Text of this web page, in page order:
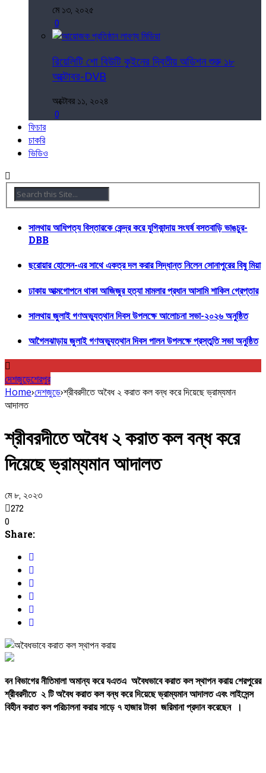
মে ১৩, ২০২৫
0
রিয়েলিটি শো বিউটি কুইনের দ্বিতীয় অডিশন শুরু ১৮
অক্টোবর-DVB
অক্টোবর ১১, ২০২৪
0
ফিচার
চাকরি
ভিডিও
সালথায় আধিপত্য বিস্তারকে কেন্দ্র করে যুগিকান্দায় সংঘর্ষ বসতবাড়ি ভাঙচুর-
DBB
ছরোয়ার হোসেন-এর সাথে একত্র দল করার সিদ্ধান্ত নিলেন সোনাপুরের বিষু মিয়া
ঢাকায় আত্মগোপনে থাকা আজিজুর হত্যা মামলার প্রধান আসামি শাকিল গ্রেপ্তার
সালথায় জুলাই গণঅভ্যুত্থান দিবস উপলক্ষে আলোচনা সভা-২০২৬ অনুষ্ঠিত
আগৈলঝাড়ায় জুলাই গণঅভ্যুত্থান দিবস পালন উপলক্ষে প্রস্তুতি সভা অনুষ্ঠিত
দেশজুড়েশেরপুর
Home›দেশজুড়ে›শ্রীবরদীতে অবৈধ ২ করাত কল বন্ধ করে দিয়েছে ভ্রাম্যমান
আদালত
শ্রীবরদীতে অবৈধ ২ করাত কল বন্ধ করে
দিয়েছে ভ্রাম্যমান আদালত
মে ৮, ২০২৩
272
0
Share:
বনবিভাগেরনীতিমালাঅমান্যকরেযএতএ অবৈধভাবেকরাতকলস্থাপনকরায়শেরপুরের
শ্রীবরদীতে ২টিঅবৈধকরাতকলবন্ধকরেদিয়েছেভ্রাম্যমানআদালতএবংলাইসেন্স
বিহীনকরাতকলপরিচালনাকরায়সাড়ে৭হাজারটাকা জরিমানাপ্রদানকরেছেন ।